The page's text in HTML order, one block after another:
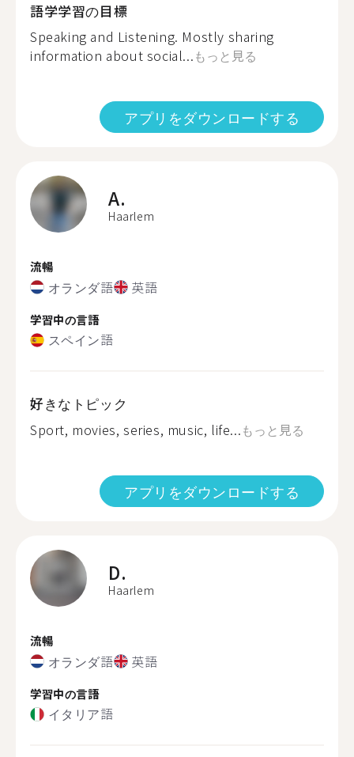
語学学習の目標
Speaking and Listening. Mostly sharing
information about social...もっと見る
アプリをダウンロードする
A.
Haarlem
流暢
オランダ語 英語
学習中の言語
スペイン語
好きなトピック
Sport, movies, series, music, life...もっと見る
アプリをダウンロードする
D.
Haarlem
流暢
オランダ語 英語
学習中の言語
イタリア語